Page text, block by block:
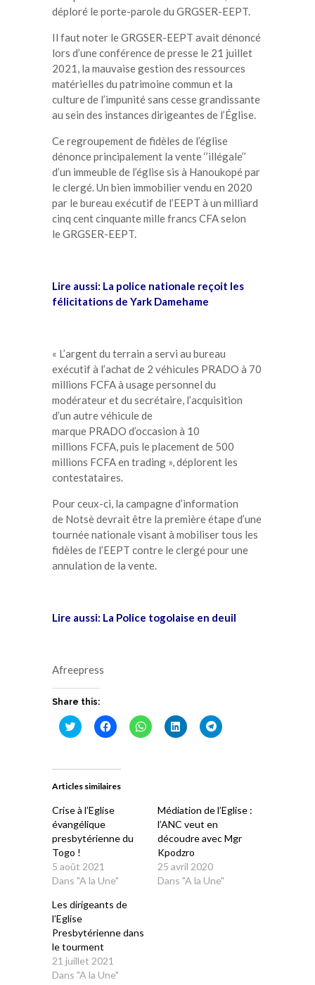
déploré le porte-parole du GRGSER-EEPT.
Il faut noter leGRGSER-EEPT avait dénoncé
lors d’une conférence de presse le 21 juillet
2021, la mauvaise gestion des ressources
matérielles du patrimoine commun et la
culture de l’impunité sans cesse grandissante
au sein des instances dirigeantes de l’Église.
Ce regroupement de fidèles de l’église
dénonce principalement la vente ‘’illégale’’
d’un immeuble de l’église sis à Hanoukopépar
le clergé.Un bien immobilier vendu en 2020
par le bureau exécutif de l’EEPT à un milliard
cinq cent cinquante mille francs CFA selon
leGRGSER-EEPT.
Lire aussi: La police nationale reçoit les
félicitations de Yark Damehame
« L’argent du terrain a servi au bureau
exécutif à l’achat de 2 véhicules PRADO à 70
millions FCFAà usage personnel du
modérateur et du secrétaire, l’acquisition
d’un autre véhicule de
marque PRADO d’occasion à 10
millions FCFA, puis le placement de 500
millions FCFAen trading », déplorent les
contestataires.
Pour ceux-ci, la campagne d’information
de Notsèdevrait être la première étape d’une
tournée nationale visant à mobiliser tous les
fidèles de l’EEPT contre le clergé pour une
annulation de la vente.
Lire aussi: La Police togolaise en deuil
Afreepress
Share this:
Cliquez
pour
dans
nouvelle
Cliquez
pour
dans
nouvelle
Cliquez
pour
Cliquez
pour
Cliquez
pour
Articles similaires
Crise à l’Eglise
évangélique
presbytérienne du
Togo !
5 août 2021
Dans "A la Une"
Médiation de l’Eglise :
l’ANC veut en
découdre avec Mgr
Kpodzro
25 avril 2020
Dans "A la Une"
Les dirigeants de
l’Eglise
Presbytérienne dans
le tourment
21 juillet 2021
Dans "A la Une"